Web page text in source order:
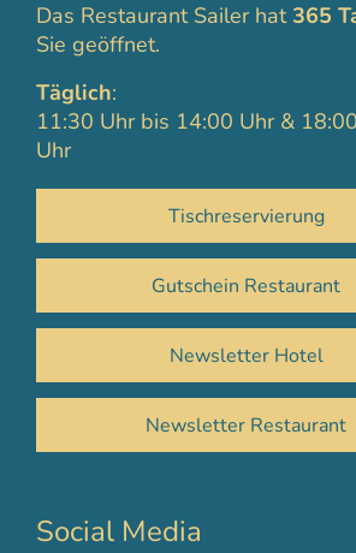
Das Restaurant Sailer hat365
Sie geöffnet.
Täglich:
11:30 Uhr bis 14:00 Uhr &
Uhr
Tischreservierung
Gutschein Restaurant
Newsletter Hotel
Newsletter Restaurant
Social Media